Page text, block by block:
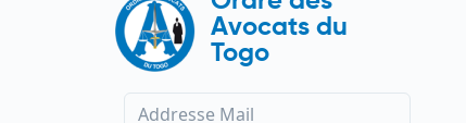
Avocats du
Togo